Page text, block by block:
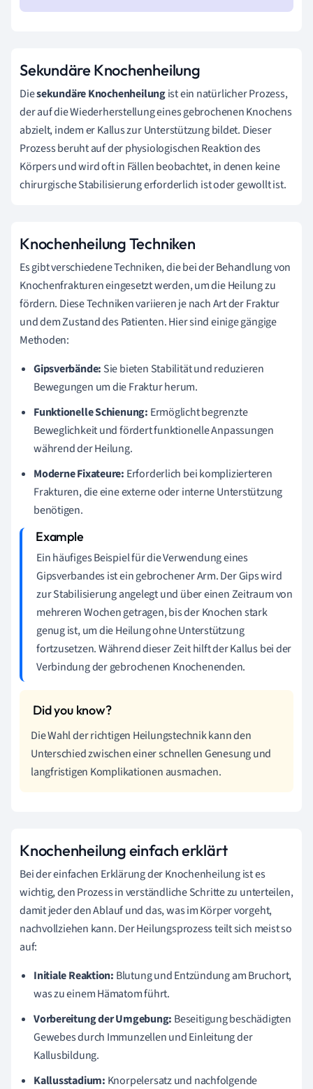
Sekundäre Knochenheilung
Diesekundäre Knochenheilungist ein natürlicher Prozess,
der auf die Wiederherstellung eines gebrochenen Knochens
abzielt, indem er Kallus zur Unterstützung bildet. Dieser
Prozess beruht auf der physiologischen Reaktion des
Körpers und wird oft in Fällen beobachtet, in denen keine
chirurgische Stabilisierung erforderlich ist oder gewollt ist.
Knochenheilung Techniken
Es gibt verschiedene Techniken, die bei der Behandlung von
Knochenfrakturen eingesetzt werden, um die Heilung zu
fördern. Diese Techniken variieren je nach Art der Fraktur
und dem Zustand des Patienten. Hier sind einige gängige
Methoden:
Gipsverbände: Sie bieten Stabilität und reduzieren
Bewegungen um die Fraktur herum.
Funktionelle Schienung: Ermöglicht begrenzte
Beweglichkeit und fördert funktionelle Anpassungen
während der Heilung.
Moderne Fixateure: Erforderlich bei komplizierteren
Frakturen, die eine externe oder interne Unterstützung
benötigen.
Ein häufiges Beispiel für die Verwendung eines
Gipsverbandes ist ein gebrochener Arm. Der Gips wird
zur Stabilisierung angelegt und über einen Zeitraum von
mehreren Wochen getragen, bis der Knochen stark
genug ist, um die Heilung ohne Unterstützung
fortzusetzen. Während dieser Zeit hilft der Kallus bei der
Verbindung der gebrochenen Knochenenden.
Die Wahl der richtigen Heilungstechnik kann den
Unterschied zwischen einer schnellen Genesung und
langfristigen Komplikationen ausmachen.
Knochenheilung einfach erklärt
Bei der einfachen Erklärung der Knochenheilung ist es
wichtig, den Prozess in verständliche Schritte zu unterteilen,
damit jeder den Ablauf und das, was im Körper vorgeht,
nachvollziehen kann. Der Heilungsprozess teilt sich meist so
auf:
Initiale Reaktion: Blutung und Entzündung am Bruchort,
was zu einem Hämatom führt.
Vorbereitung der Umgebung: Beseitigung beschädigten
Gewebes durch Immunzellen und Einleitung der
Kallusbildung.
Kallusstadium: Knorpelersatz und nachfolgende